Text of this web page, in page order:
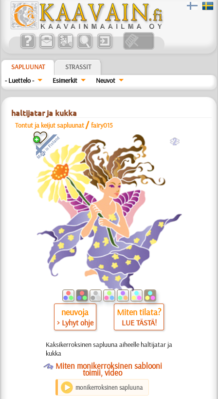
SAPLUUNAT
STRASSIT
- Luettelo -
Esimerkit Neuvot
haltijatar ja kukka
Tontut ja keijut sapluunat /fairy015
b
neuvoja
> Lyhyt ohje
Miten tilata?
LUE TÄSTÄ!
Kaksikerroksinen sapluuna aiheelle haltijatar ja
kukka
OMiten monikerroksinen sablooni
toimii, video
monikerroksinen sapluuna